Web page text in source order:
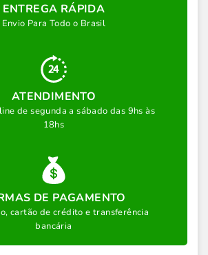
ENTREGA RÁPIDA
Envio Para Todo o Brasil
ATENDIMENTO
de segunda a sábado das 9hs às
18hs
DE PAGAMENTO
cartão de crédito e transferência
bancária